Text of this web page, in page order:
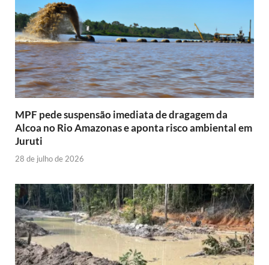
MPF pede suspensão imediata de dragagem da
Alcoa no Rio Amazonas e aponta risco ambiental em
Juruti
28 de julho de 2026